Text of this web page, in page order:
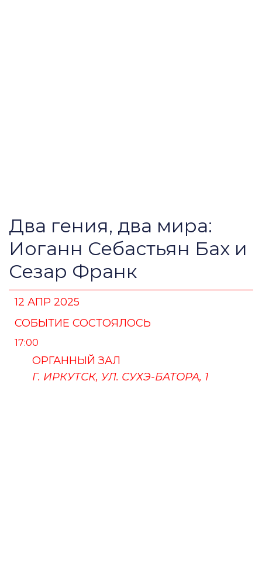
Два гения, два мира:
Иоганн Себастьян Бах и
Сезар Франк
12 АПР 2025
СОБЫТИЕ СОСТОЯЛОСЬ
17:00
ОРГАННЫЙ ЗАЛ
Г. ИРКУТСК, УЛ. СУХЭ-БАТОРА, 1